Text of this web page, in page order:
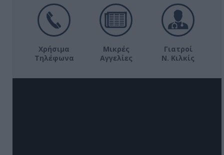
Χρήσιμα
Τηλέφωνα
Μικρές
Αγγελίες
Γιατροί
Ν. Κιλκίς